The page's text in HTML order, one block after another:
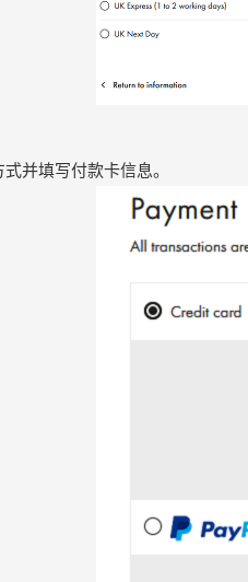
并填写付款卡信息。